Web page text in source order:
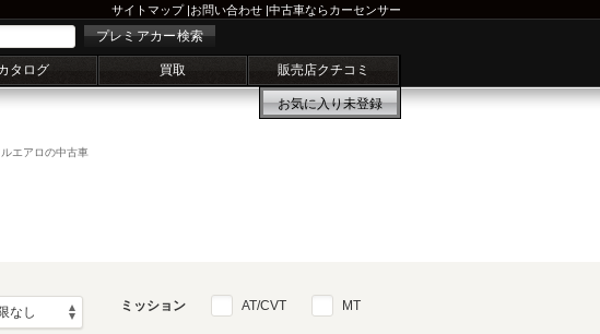
サイトマップ|お問い合わせ |中古車ならカーセンサー
プレミアカー検索
タログ 買取 販売店クチコミ
お気に入り未登録
エアロの中古車
ミッション AT/CVT MT